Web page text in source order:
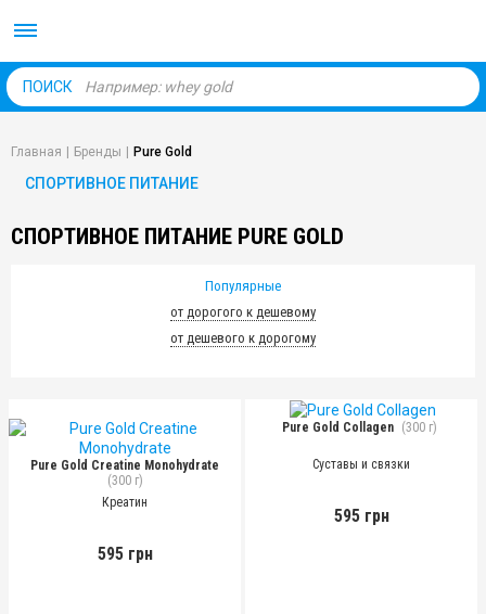
ПОИСК
Главная Бренды Pure Gold
СПОРТИВНОЕ ПИТАНИЕ
СПОРТИВНОЕ ПИТАНИЕ PURE GOLD
Популярные
от дорогого к дешевому
от дешевого к дорогому
Pure Gold Creatine Monohydrate
(300 г)
Креатин
595 грн
Pure Gold Collagen (300 г)
Суставы и связки
595 грн